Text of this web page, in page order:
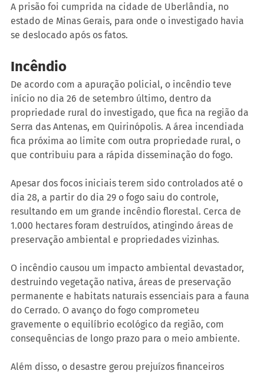
A prisão foi cumprida na cidade de Uberlândia, no
estado de Minas Gerais, para onde o investigado havia
se deslocado após os fatos.
Incêndio
De acordo com a apuração policial, o incêndio teve
início no dia 26 de setembro último, dentro da
propriedade rural do investigado, que fica na região da
Serra das Antenas, em Quirinópolis. A área incendiada
fica próxima ao limite com outra propriedade rural, o
que contribuiu para a rápida disseminação do fogo.
Apesar dos focos iniciais terem sido controlados até o
dia 28, a partir do dia 29 o fogo saiu do controle,
resultando em um grande incêndio florestal. Cerca de
1.000 hectares foram destruídos, atingindo áreas de
preservação ambiental e propriedades vizinhas.
O incêndio causou um impacto ambiental devastador,
destruindo vegetação nativa, áreas de preservação
permanente e habitats naturais essenciais para a fauna
do Cerrado. O avanço do fogo comprometeu
gravemente o equilíbrio ecológico da região, com
consequências de longo prazo para o meio ambiente.
Além disso, o desastre gerou prejuízos financeiros